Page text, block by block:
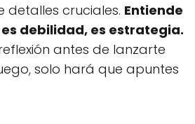
detalles cruciales. Entiende
debilidad, es estrategia.
antes de lanzarte
solo hará que apuntes